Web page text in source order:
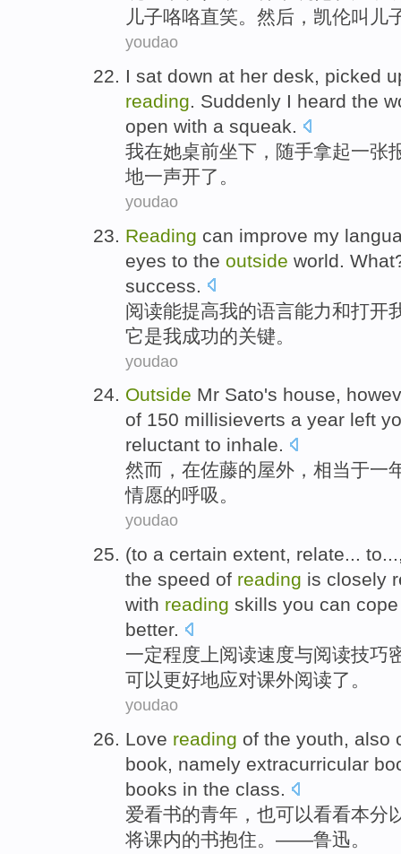
儿子咯咯直笑。然后，凯伦叫儿
youdao
I sat down at her desk, picked
reading. Suddenly I heard the
open with a squeak.
我在她桌前坐下 ， 随手拿起一张
地一声开了 。
youdao
Reading can improve my
eyes to the outside world What
success.
阅读能提高我的语言能力和打开
它是我成功的关键。
youdao
Outside Mr Sato's house,
of 150 millisieverts a year left
reluctant to inhale.
然而 ，在佐藤的屋外 ， 相当于一
情愿的呼吸 。
youdao
(to a certain extent, relate...
the speed of reading is closely
with reading skills you can
better.
一定程度 上阅读速度与阅读技巧
可以更好地应对课外阅读了。
youdao
Love reading of the youth, also
book, namely extracurricular
books in the class.
爱看书的青年 ， 也可以看看本分
将课内的书抱住。——鲁迅。